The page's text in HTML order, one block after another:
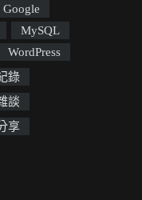
Google
MySQL
WordPress
錄
談
享